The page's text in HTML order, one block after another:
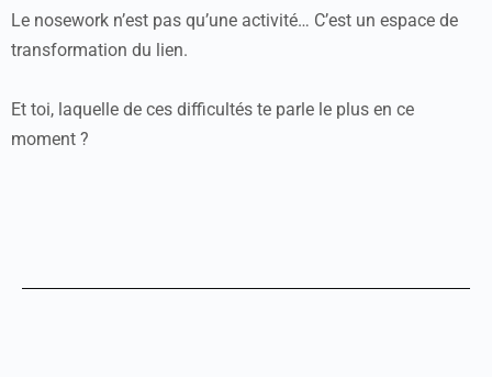
Le nosework n’est pas qu’une activité… C’est un espace de
transformation du lien.
Et toi, laquelle de ces difficultés te parle le plus en ce
moment ?